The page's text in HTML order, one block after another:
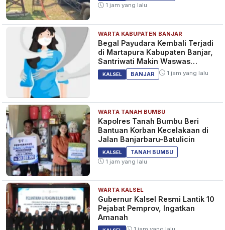
1 jam yang lalu
WARTA KABUPATEN BANJAR
Begal Payudara Kembali Terjadi
di Martapura Kabupaten Banjar,
Santriwati Makin Waswas
Melintas
KALSEL BANJAR 1 jam yang lalu
WARTA TANAH BUMBU
Kapolres Tanah Bumbu Beri
Bantuan Korban Kecelakaan di
Jalan Banjarbaru-Batulicin
KALSEL
TANAH BUMBU
1 jam yang lalu
WARTA KALSEL
Gubernur Kalsel Resmi Lantik 10
Pejabat Pemprov, Ingatkan
Amanah